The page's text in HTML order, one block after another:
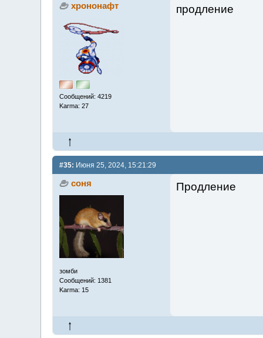
хрононафт
Сообщений: 4219
Karma: 27
продление
#35: Июня 25, 2024, 15:21:29
соня
зомби
Сообщений: 1381
Karma: 15
Продление